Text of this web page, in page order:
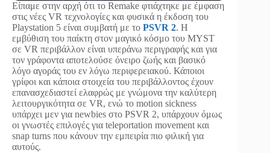
Είπαμε στην αρχή ότι το Remake φτιάχτηκε με έμφαση
στις νέες VR τεχνολογίες και φυσικά η έκδοση του
Playstation 5 είναι συμβατή με το PSVR 2. Η
εμβύθιση του παίκτη στον μαγικό κόσμο του MYST
σε VR περιβάλλον είναι υπεράνω περιγραφής και για
τον γράφοντα αποτελούσε όνειρο ζωής και βασικό
λόγο αγοράς του εν λόγω περιφερειακού. Κάποιοι
γρίφοι και κάποια στοιχεία του περιβάλλοντος έχουν
επανασχεδιαστεί ελαφρώς με γνώμονα την καλύτερη
λειτουργικότητα σε VR, ενώ το motion sickness
υπάρχει μεν για newbies στο PSVR 2, υπάρχουν όμως
οι γνωστές επιλογές για teleportation movement και
snap turns που κάνουν την εμπειρία πιο φιλική για
αυτούς.